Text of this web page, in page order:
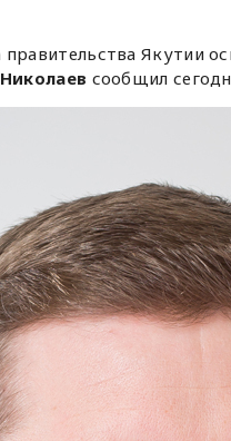
правительства Якутии
сообщил